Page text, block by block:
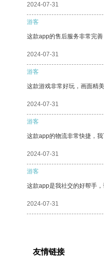
2024-07-31
游客
这款app的售后服务非常完
2024-07-31
游客
这款游戏非常好玩，画面精
2024-07-31
游客
这款app的物流非常快捷，我
2024-07-31
游客
这款app是我社交的好帮手
2024-07-31
友情链接